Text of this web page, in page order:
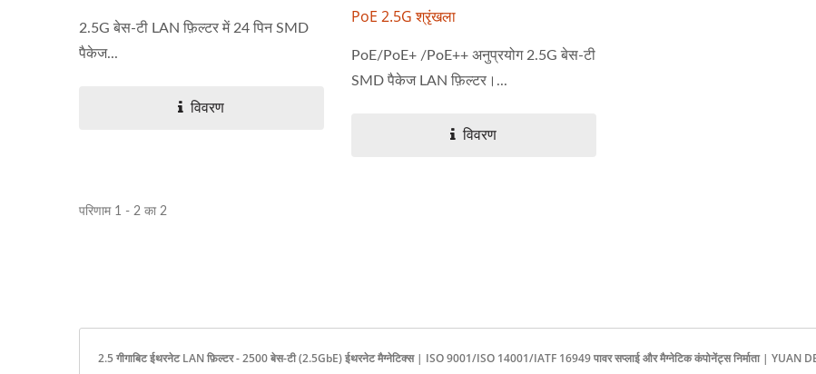
2.5G बेस-टी LAN फ़िल्टर में 24 पिन SMD
पैकेज...
विवरण
PoE 2.5G श्रृंखला
PoE/PoE+ /PoE++ अनुप्रयोग 2.5G बेस-टी
SMD पैकेज LAN फ़िल्टर।...
विवरण
परिणाम 1 - 2 का 2
2.5 गीगाबिट ईथरनेट LAN फ़िल्टर - 2500 बेस-टी (2.5GbE) ईथरनेट मैग्नेटिक्स | ISO 9001/ISO 14001/IATF 16949 पावर सप्लाई और मैग्नेटिक कंपोनेंट्स निर्माता | YUAN